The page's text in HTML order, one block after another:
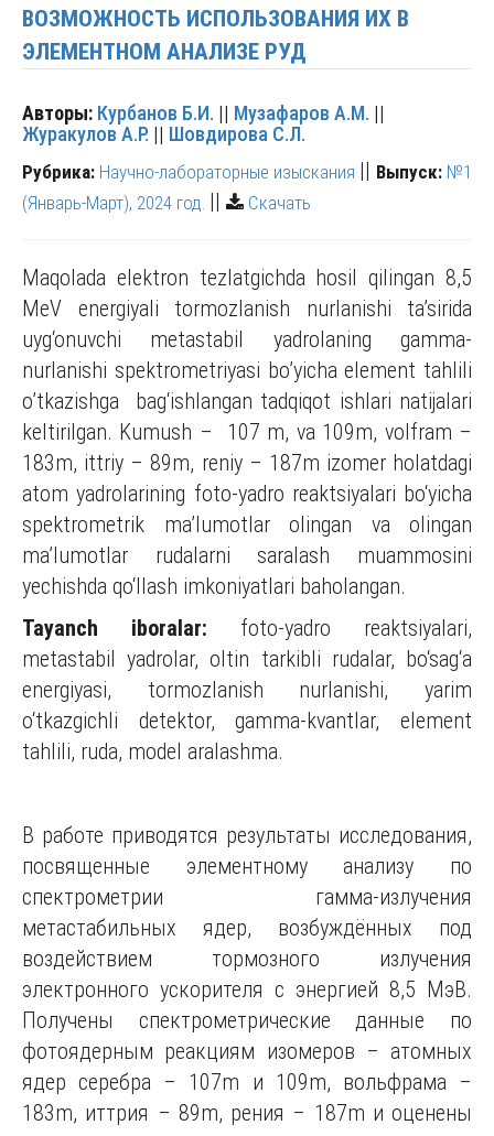
ВОЗМОЖНОСТЬ ИСПОЛЬЗОВАНИЯ ИХ В
ЭЛЕМЕНТНОМ АНАЛИЗЕ РУД
Авторы: Курбанов Б.И. || Музафаров А.М. ||
Журакулов А.Р. || Шовдирова С.Л.
Рубрика: Научно-лабораторные изыскания || Выпуск: №1
(Январь-Март), 2024 год. || Скачать
Maqolada elektron tezlatgichda hosil qilingan 8,5
MeV energiyali tormozlanish nurlanishi ta’sirida
uyg‘onuvchi metastabil yadrolaning gamma-
nurlanishi spektrometriyasi bo’yicha element tahlili
o’tkazishga bag‘ishlangan tadqiqot ishlari natijalari
keltirilgan. Kumush – 107 m, va 109m, volfram –
183m, ittriy – 89m, reniy – 187m izomer holatdagi
atom yadrolarining foto-yadro reaktsiyalari bo‘yicha
spektrometrik ma’lumotlar olingan va olingan
ma’lumotlar rudalarni saralash muammosini
yechishda qo‘llash imkoniyatlari baholangan.
Tayanch iboralar: foto-yadro reaktsiyalari,
metastabil yadrolar, oltin tarkibli rudalar, bo‘sag‘a
energiyasi, tormozlanish nurlanishi, yarim
o‘tkazgichli detektor, gamma-kvantlar, element
tahlili, ruda, model aralashma.
В работе приводятся результаты исследования,
посвященные элементному анализу по
спектрометрии гамма-излучения
метастабильных ядер, возбуждённых под
воздействием тормозного излучения
электронного ускорителя с энергией 8,5 МэВ.
Получены спектрометрические данные по
фотоядерным реакциям изомеров – атомных
ядер серебра – 107m и 109m, вольфрама –
183m, иттрия – 89m, рения – 187m и оценены